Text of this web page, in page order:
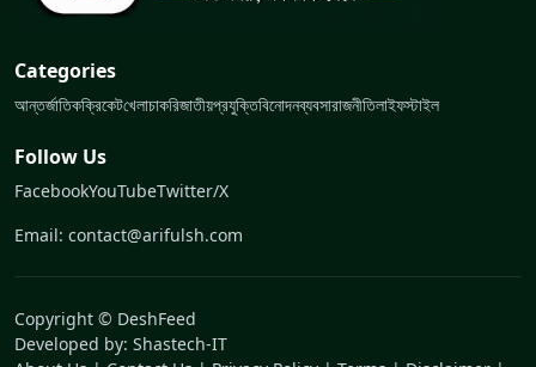
Categories
আন্তর্জাতিকক্রিকেটখেলাচাকরিজাতীয়প্রযুক্তিবিনোদনব্যবসারাজনীতিলাইফস্টাইল
Follow Us
FacebookYouTubeTwitter/X
Email: contact@arifulsh.com
Copyright © DeshFeed
Developed by: Shastech-IT